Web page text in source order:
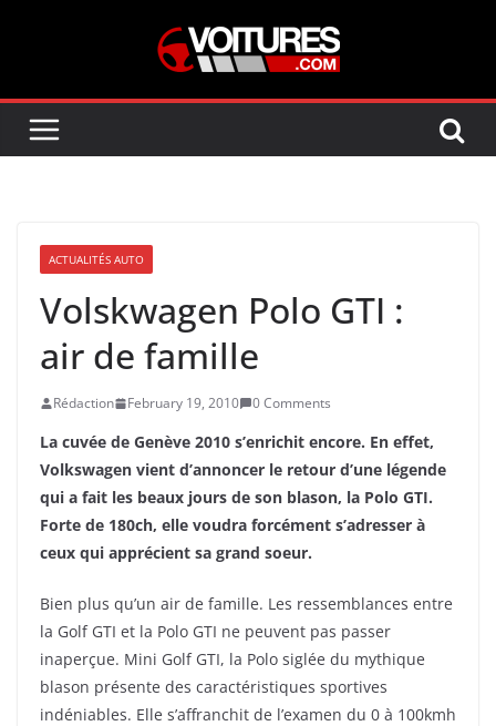
ACTUALITÉS AUTO
Volskwagen Polo GTI :
air de famille
Rédaction February 19, 2010 0 Comments
La cuvée de Genève 2010 s’enrichit encore. En effet,
Volkswagen vient d’annoncer le retour d’une légende
qui a fait les beaux jours de son blason, la Polo GTI.
Forte de 180ch, elle voudra forcément s’adresser à
ceux qui apprécient sa grand soeur.
Bien plus qu’un air de famille. Les ressemblances entre
la Golf GTI et la Polo GTI ne peuvent pas passer
inaperçue. Mini Golf GTI, la Polo siglée du mythique
blason présente des caractéristiques sportives
indéniables. Elle s’affranchit de l’examen du 0 à 100kmh